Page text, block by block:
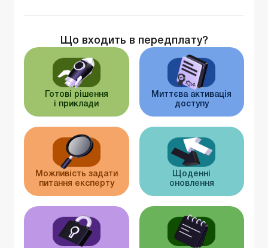
Що входить в передплату?
Готові рішення
і приклади
Миттєва активація
доступу
Можливість задати
питання експерту
Щоденні
оновлення